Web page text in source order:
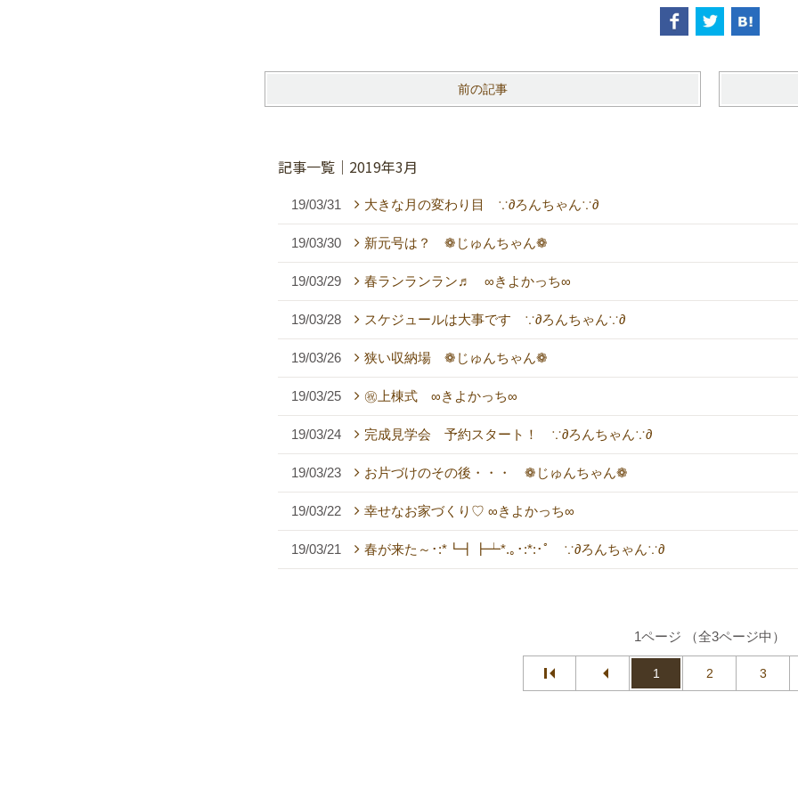
前の記事
記事一覧｜2019年3月
19/03/31 大きな月の変わり目 ∵∂ろんちゃん∵∂
19/03/30 新元号は？ ❁じゅんちゃん❁
19/03/29 春ランランラン♬ ∞きよかっち∞
19/03/28 スケジュールは大事です ∵∂ろんちゃん∵∂
19/03/26 狭い収納場 ❁じゅんちゃん❁
19/03/25 ㊗上棟式 ∞きよかっち∞
19/03/24 完成見学会 予約スタート！ ∵∂ろんちゃん∵∂
19/03/23 お片づけのその後・・・ ❁じゅんちゃん❁
19/03/22 幸せなお家づくり♡ ∞きよかっち∞
19/03/21 春が来た～･:*┗┫┣┷*.｡･:*:･ﾟ ∵∂ろんちゃん∵∂
1ページ （全3ページ中）
1 2 3